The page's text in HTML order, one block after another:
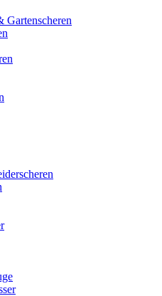
Gartenscheren